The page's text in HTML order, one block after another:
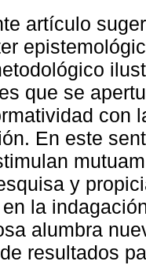
artículo
que se
con
En este
y
la
alumbra
resultados